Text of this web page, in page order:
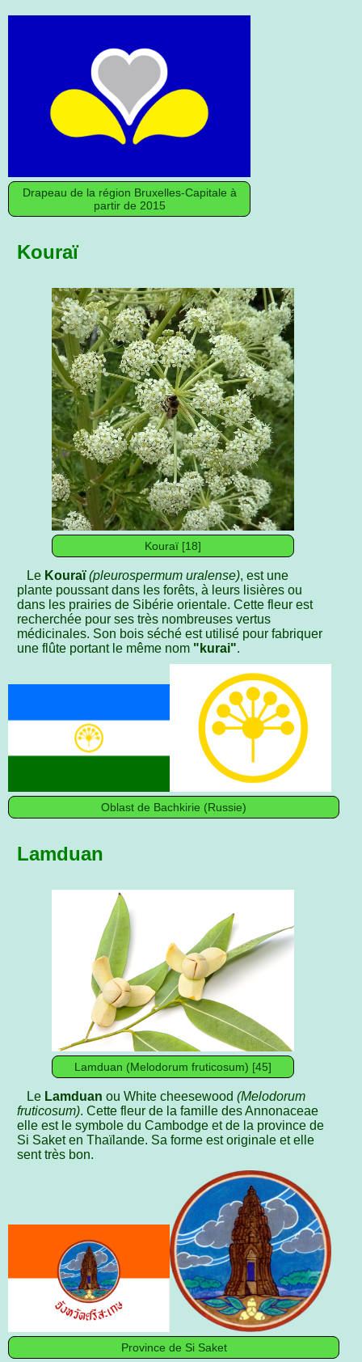
Drapeau de la région Bruxelles‑Capitale à
partir de 2015
Kouraï
Kouraï [18]
Le Kouraï (pleurospermum uralense), est une
plante poussant dans les forêts, à leurs lisières ou
dans les prairies de Sibérie orientale. Cette fleur est
recherchée pour ses très nombreuses vertus
médicinales. Son bois séché est utilisé pour fabriquer
une flûte portant le même nom "kurai".
Oblast de Bachkirie (Russie)
Lamduan
Lamduan (Melodorum fruticosum) [45]
Le Lamduan ou White cheesewood (Melodorum
fruticosum). Cette fleur de la famille des Annonaceae
elle est le symbole du Cambodge et de la province de
Si Saket en Thaïlande. Sa forme est originale et elle
sent très bon.
Province de Si Saket